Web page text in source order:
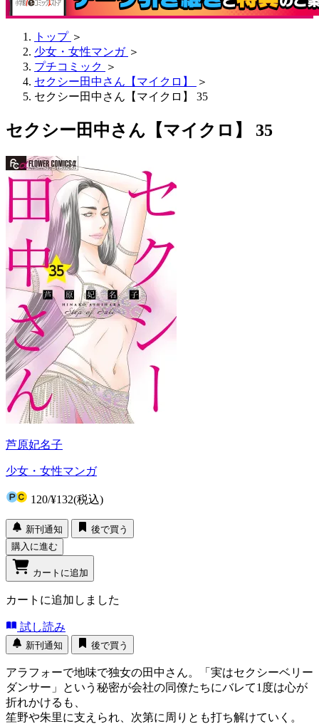
トップ ＞
少女・女性マンガ ＞
プチコミック ＞
セクシー田中さん【マイクロ】
＞
セクシー田中さん【マイクロ】 35
セクシー田中さん【マイクロ】 35
芦原妃名子
少女・女性マンガ
120/¥132(税込)
新刊通知
後で買う
購入に進む
カートに追加
カートに追加しました
試し読み
新刊通知 後で買う
アラフォーで地味で独女の田中さん。「実はセクシーベリー
ダンサー」という秘密が会社の同僚たちにバレて1度は心が
折れかけるも、
笙野や朱里に支えられ、次第に周りとも打ち解けていく。